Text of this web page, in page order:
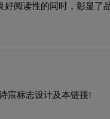
阅读性的同时，彰显
宸标志设计及本链接!